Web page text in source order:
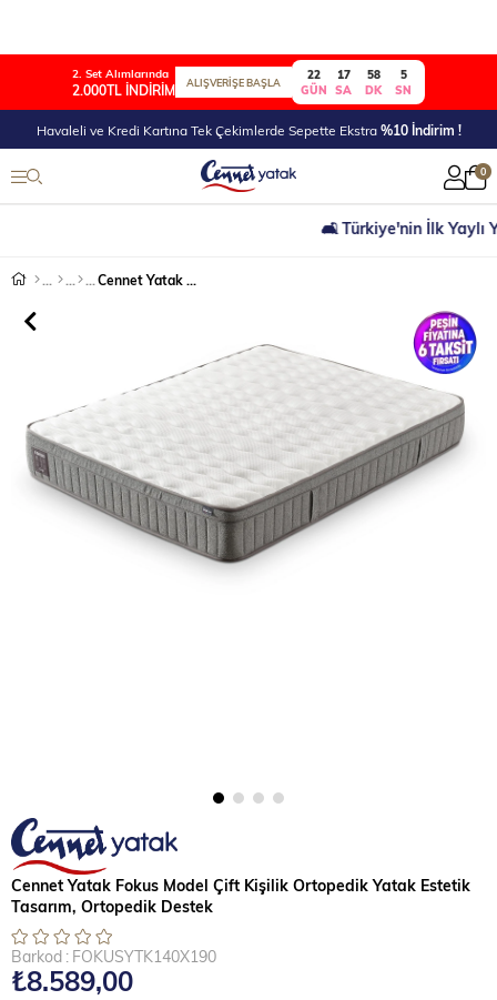
2. Set Alımlarında
2.000TL İNDİRİM ALIŞVERİŞE BAŞLA
22
GÜN
17
SA
58
DK
4
SN
Havaleli ve Kredi Kartına Tek Çekimlerde Sepette Ekstra%10 İndirim !
0
🛋 Türkiye'nin İlk Yaylı
Cennet Yatak Fokus Model Çift Kişilik Ortopedik Yatak Estetik Tasarım, Ortopedik Destek
Cennet Yatak Fokus Model Çift Kişilik Ortopedik Yatak Estetik
Tasarım, Ortopedik Destek
Barkod : FOKUSYTK140X190
₺8.589,00